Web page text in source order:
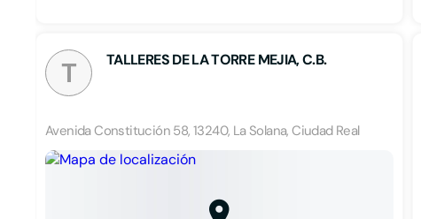
T TALLERES DE LA TORRE MEJIA, C.B.
Avenida Constitución 58, 13240, La Solana, Ciudad Real